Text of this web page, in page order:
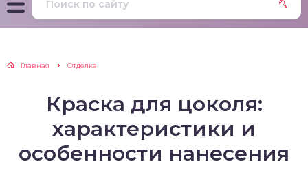
Главная Отделка
Краска для цоколя:
характеристики и
особенности нанесения